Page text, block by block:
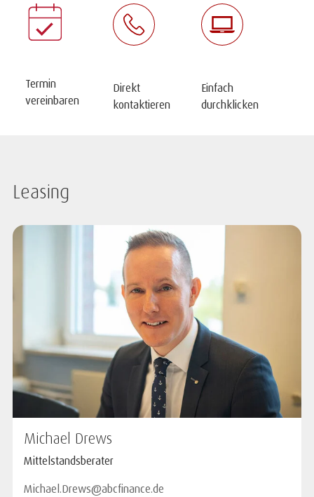
Termin
vereinbaren
Direkt
kontaktieren
Einfach
durchklicken
Leasing
Michael Drews
Mittelstandsberater
Michael.Drews@abcfinance.de